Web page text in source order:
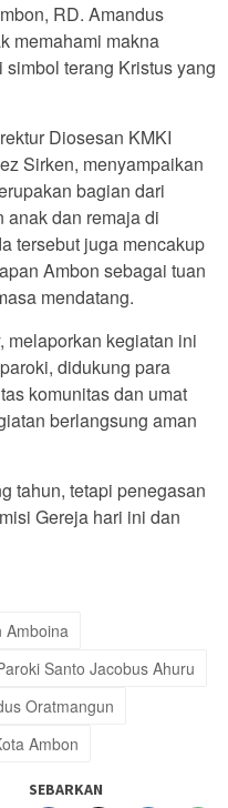
RD. Amandus
memahami makna
terang Kristus yang
Diosesan KMKI
Sirken, menyampaikan
bagian dari
dan remaja di
tersebut juga mencakup
Ambon sebagai tuan
mendatang.
melaporkan kegiatan ini
didukung para
komunitas dan umat
berlangsung aman
tahun, tetapi penegasan
Gereja hari ini dan
Amboina
Santo Jacobus Ahuru
Oratmangun
Ambon
SEBARKAN